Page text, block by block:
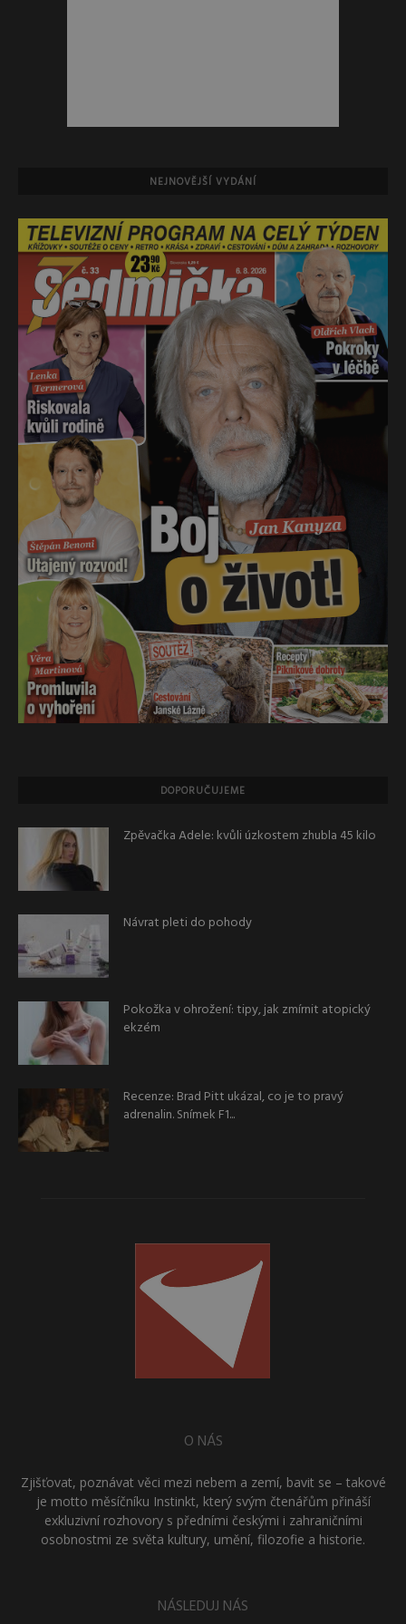
NEJNOVĚJŠÍ VYDÁNÍ
DOPORUČUJEME
Zpěvačka Adele: kvůli úzkostem zhubla 45 kilo
Návrat pleti do pohody
Pokožka v ohrožení: tipy, jak zmírnit atopický
ekzém
Recenze: Brad Pitt ukázal, co je to pravý
adrenalin. Snímek F1...
O NÁS
Zjišťovat, poznávat věci mezi nebem a zemí, bavit se – takové
je motto měsíčníku Instinkt, který svým čtenářům přináší
exkluzivní rozhovory s předními českými i zahraničními
osobnostmi ze světa kultury, umění, filozofie a historie.
NÁSLEDUJ NÁS